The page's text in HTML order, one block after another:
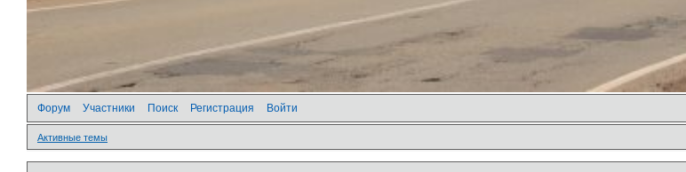
Форум Участники Поиск Регистрация Войти
Активные темы